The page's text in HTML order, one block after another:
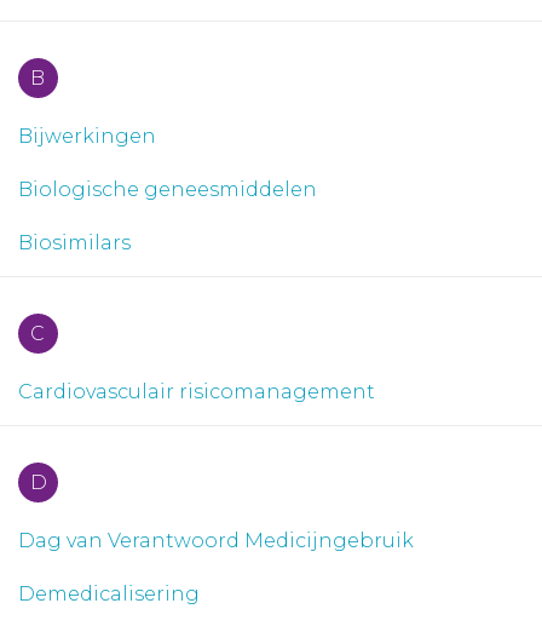
Toegang leeromgeving
B
Bijwerkingen
Biologische geneesmiddelen
Biosimilars
C
Cardiovasculair risicomanagement
D
Dag van Verantwoord Medicijngebruik
Demedicalisering